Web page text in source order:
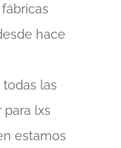
hace
las
lxs
estamos